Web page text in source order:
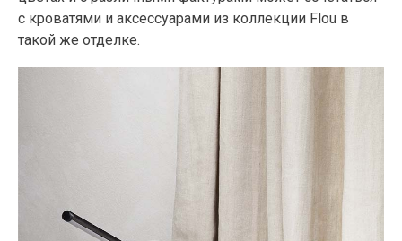
с кроватями и аксессуарами из коллекции Flou в
такой же отделке.